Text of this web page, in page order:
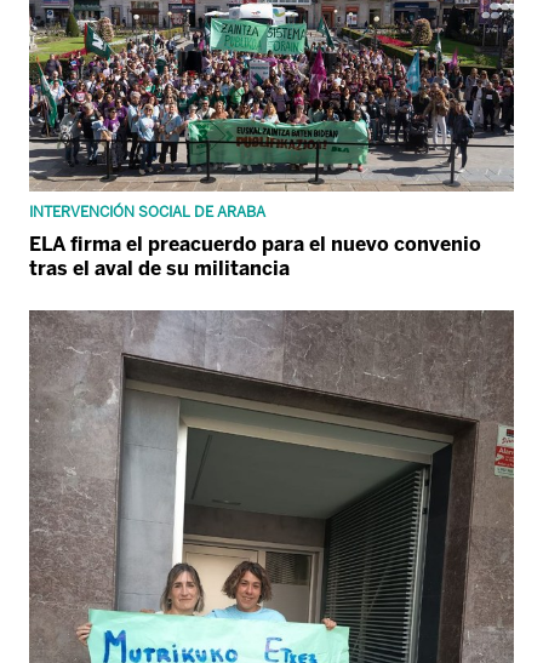
INTERVENCIÓN SOCIAL DE ARABA
ELA firma el preacuerdo para el nuevo convenio
tras el aval de su militancia